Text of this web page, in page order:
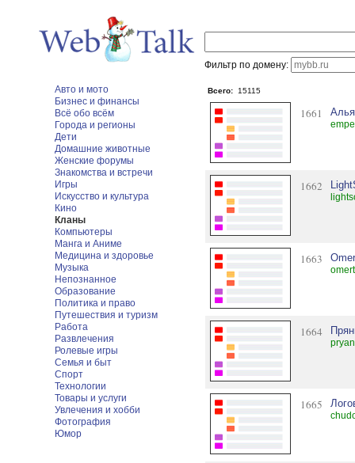
Фильтр по домену:
Авто и мото
Бизнес и финансы
Всё обо всём
Города и регионы
Дети
Домашние животные
Женские форумы
Знакомства и встречи
Игры
Искусство и культура
Кино
Кланы
Компьютеры
Манга и Аниме
Медицина и здоровье
Музыка
Непознанное
Образование
Политика и право
Путешествия и туризм
Работа
Развлечения
Ролевые игры
Семья и быт
Спорт
Технологии
Товары и услуги
Увлечения и хобби
Фотография
Юмор
Всего: 15115
1661
1662
1663
1664
1665